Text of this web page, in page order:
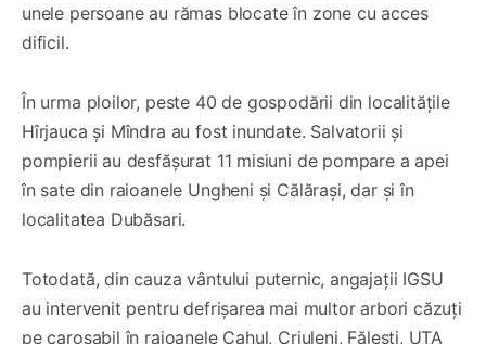
unele persoane au rămas blocate în zone cu acces
dificil.
În urma ploilor, peste 40 de gospodării din localitățile
Hîrjauca și Mîndra au fost inundate. Salvatorii și
pompierii au desfășurat 11 misiuni de pompare a apei
în sate din raioanele Ungheni și Călărași, dar și în
localitatea Dubăsari.
Totodată, din cauza vântului puternic, angajații IGSU
au intervenit pentru defrișarea mai multor arbori căzuți
pe carosabil în raioanele Cahul, Criuleni, Fălești, UTA